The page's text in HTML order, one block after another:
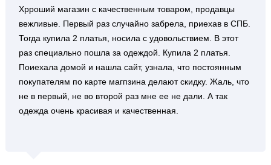
Хрроший магазин с качественным товаром, продавцы
вежливые. Первый раз случайно забрела, приехав в СПБ.
Тогда купила 2 платья, носила с удовольствием. В этот
раз специально пошла за одеждой. Купила 2 платья.
Поиехала домой и нашла сайт, узнала, что постоянным
покупателям по карте магпзина делают скидку. Жаль, что
не в первый, не во второй раз мне ее не дали. А так
одежда очень красивая и качественная.